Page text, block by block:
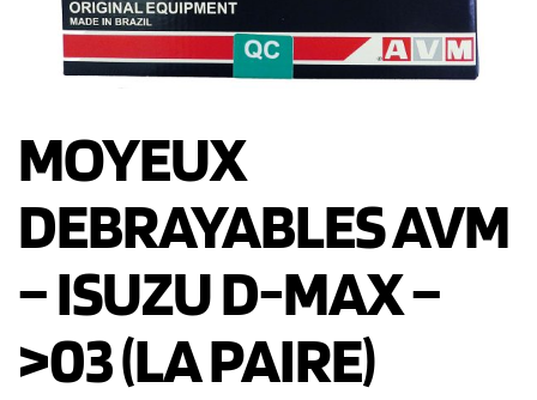
MOYEUX
DEBRAYABLES AVM
– ISUZU D-MAX –
>03 (LA PAIRE)